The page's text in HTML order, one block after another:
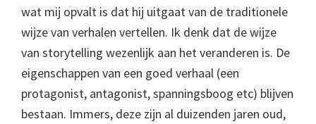
wat mij opvalt is dat hij uitgaat van de traditionele
wijze van verhalen vertellen. Ik denk dat de wijze
van storytelling wezenlijk aan het veranderen is. De
eigenschappen van een goed verhaal (een
protagonist, antagonist, spanningsboog etc) blijven
bestaan. Immers, deze zijn al duizenden jaren oud,